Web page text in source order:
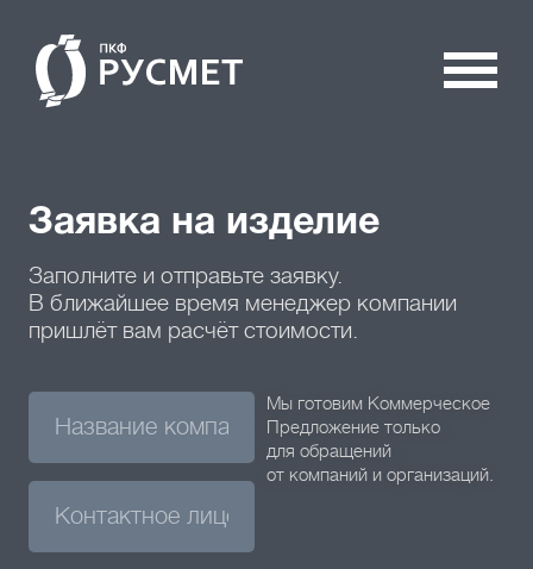
Заявка на изделие
Заполните и отправьте заявку.
В ближайшее время менеджер компании
пришлёт вам расчёт стоимости.
Мы готовим Коммерческое
Предложение только
для обращений
от компаний и организаций.